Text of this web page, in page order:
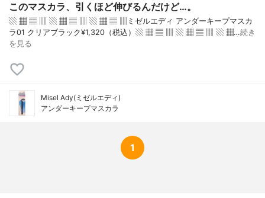
このマスカラ、引くほど伸びるんだけど…。
▧ ▦ ▤ ▥ ▧ ▦ ▤ ▥ ▧ ▦ ▤ ▥ミゼルエディ アンダーキープマスカ
ラ01 クリアブラック¥1,320（税込）▧ ▦ ▤ ▥ ▧ ▦ ▤ ▥ ▧ ▦…続き
を見る
Misel Ady(ミゼルエディ)
アンダーキープマスカラ
1